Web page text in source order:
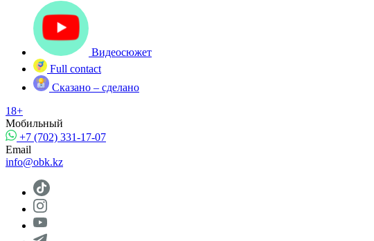
Видеосюжет
Full contact
Сказано – сделано
18+
Мобильный
+7 (702) 331-17-07
Email
info@obk.kz